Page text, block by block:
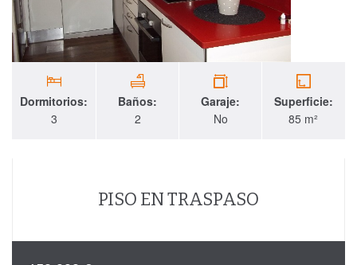
Dormitorios:
3
Baños:
2
Garaje:
No
Superficie:
85 m²
PISO EN TRASPASO